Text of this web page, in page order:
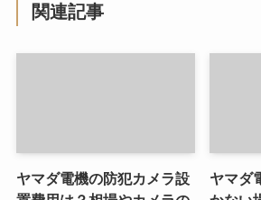
関連記事
ヤマダ電機の防犯カメラ設
ヤマダ